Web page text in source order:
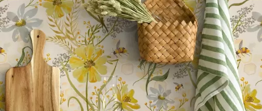
Tilgængelige materialer
Standard
365 .00219.00kr/m²
Premium